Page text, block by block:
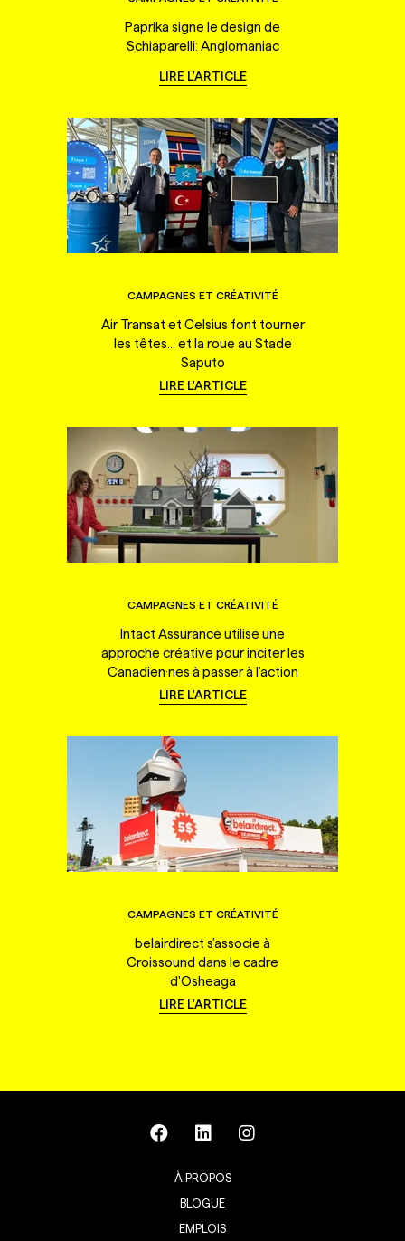
Paprika signe le design de
Schiaparelli: Anglomaniac
LIRE L'ARTICLE
CAMPAGNES ET CRÉATIVITÉ
Air Transat et Celsius font tourner
les têtes... et la roue au Stade
Saputo
LIRE L'ARTICLE
CAMPAGNES ET CRÉATIVITÉ
Intact Assurance utilise une
approche créative pour inciter les
Canadien·nes à passer à l'action
LIRE L'ARTICLE
CAMPAGNES ET CRÉATIVITÉ
belairdirect s'associe à
Croissound dans le cadre
d'Osheaga
LIRE L'ARTICLE
À PROPOS
BLOGUE
EMPLOIS